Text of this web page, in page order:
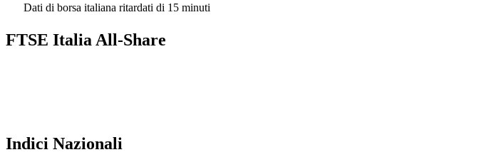
Dati di borsa italiana ritardati di 15 minuti
FTSE Italia All-Share
Indici Nazionali